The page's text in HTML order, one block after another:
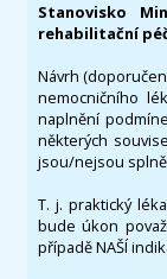
Stanovisko
rehabilitační
Návrh
nemocničního
naplnění
některých
jsou/nejsou
T. j. praktický
bude úkon
případě NAŠÍ